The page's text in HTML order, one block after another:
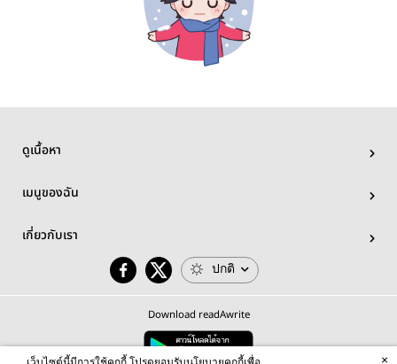
ดูเนื้อหา
เมนูของฉัน
เกี่ยวกับเรา
ปกติ
Download readAwrite
×